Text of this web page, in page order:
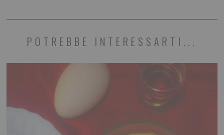
POTREBBE INTERESSARTI...